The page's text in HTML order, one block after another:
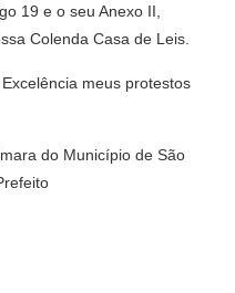
19 e o seu Anexo II,
Colenda Casa de Leis.
meus protestos
do Município de São